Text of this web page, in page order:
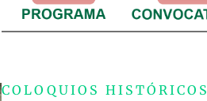
COLOQUIOS HISTÓRICOS